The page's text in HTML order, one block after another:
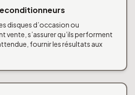
disques d’occasion ou
vente, s’assurer qu’ils performent
fournir les résultats aux